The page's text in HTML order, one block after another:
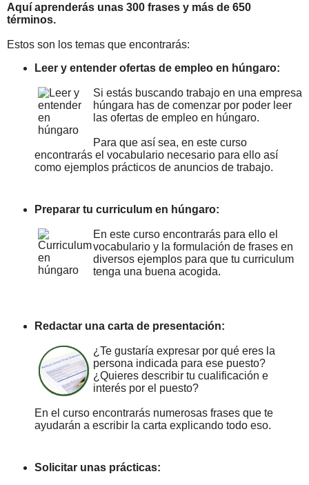
Aquí aprenderás unas 300 frases y más de 650
términos.
Estos son los temas que encontrarás:
Leer y entender ofertas de empleo en húngaro:
Si estás buscando trabajo en una empresa
húngara has de comenzar por poder leer
las ofertas de empleo en húngaro.
Para que así sea, en este curso
encontrarás el vocabulario necesario para ello así
como ejemplos prácticos de anuncios de trabajo.
Preparar tu curriculum en húngaro:
En este curso encontrarás para ello el
vocabulario y la formulación de frases en
diversos ejemplos para que tu curriculum
tenga una buena acogida.
Redactar una carta de presentación:
¿Te gustaría expresar por qué eres la
persona indicada para ese puesto?
¿Quieres describir tu cualificación e
interés por el puesto?
En el curso encontrarás numerosas frases que te
ayudarán a escribir la carta explicando todo eso.
Solicitar unas prácticas: